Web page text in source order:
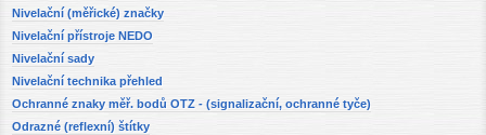
Nivelační (měřické) značky
Nivelační přístroje NEDO
Nivelační sady
Nivelační technika přehled
Ochranné znaky měř. bodů OTZ - (signalizační, ochranné tyče)
Odrazné (reflexní) štítky